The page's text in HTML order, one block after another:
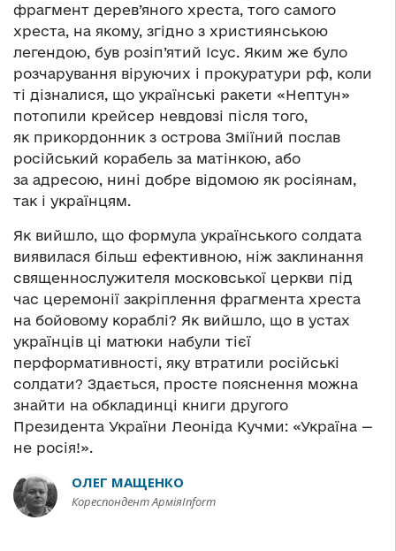
фрагмент дерев’яного хреста, того самого
хреста, на якому, згідно з християнською
легендою, був розіп’ятий Ісус. Яким же було
розчарування віруючих і прокуратури рф, коли
ті дізналися, що українські ракети «Нептун»
потопили крейсер невдовзі після того,
як прикордонник з острова Зміїний послав
російський корабель за матінкою, або
за адресою, нині добре відомою як росіянам,
так і українцям.
Як вийшло, що формула українського солдата
виявилася більш ефективною, ніж заклинання
священнослужителя московської церкви під
час церемонії закріплення фрагмента хреста
на бойовому кораблі? Як вийшло, що в устах
українців ці матюки набули тієї
перформативності, яку втратили російські
солдати? Здається, просте пояснення можна
знайти на обкладинці книги другого
Президента України Леоніда Кучми: «Україна —
не росія!».
ОЛЕГ МАЩЕНКО
Кореспондент АрміяInform